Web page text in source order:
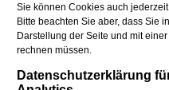
Sie können Cookies auch
Bitte beachten Sie aber, dass Sie
Darstellung der Seite und mit
rechnen müssen.
Datenschutzerklärung